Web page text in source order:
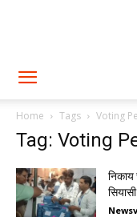
Home Tags Voting
Tag: Voting